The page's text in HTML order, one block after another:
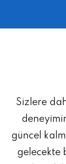
Sizlere
güncel
gelecekte